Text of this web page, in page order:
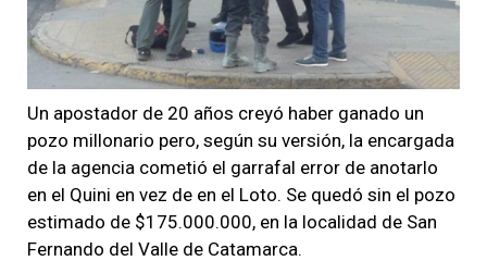
Un apostador de 20 años creyó haber ganado un
pozo millonario pero, según su versión, la encargada
de la agencia cometió el garrafal error de anotarlo
en el Quini en vez de en el Loto. Se quedó sin el pozo
estimado de $175.000.000, en la localidad de San
Fernando del Valle de Catamarca.